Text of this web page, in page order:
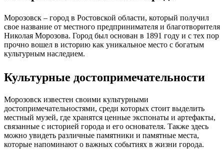
Морозовск – город в Ростовской области, который получил
свое название от местного предпринимателя и благотворителя
Николая Морозова. Город был основан в 1891 году и с тех пор
прочно вошел в историю как уникальное место с богатым
культурным наследием.
Культурные достопримечательности
Морозовск известен своими культурными
достопримечательностями, среди которых стоит выделить
местный музей, где хранятся ценные экспонаты и артефакты,
связанные с историей города и его основателя. Также здесь
можно увидеть различные памятники и памятные места,
которые напоминают о важных событиях в жизни города.